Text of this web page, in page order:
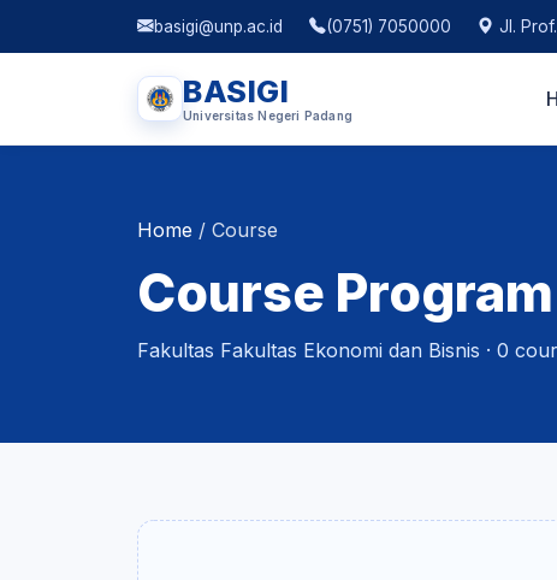
basigi@unp.ac.id (0751) 7050000 Jl.
BASIGI
Universitas Negeri Padang
Home / Course
Course
Fakultas Fakultas Ekonomi dan Bisnis · 0